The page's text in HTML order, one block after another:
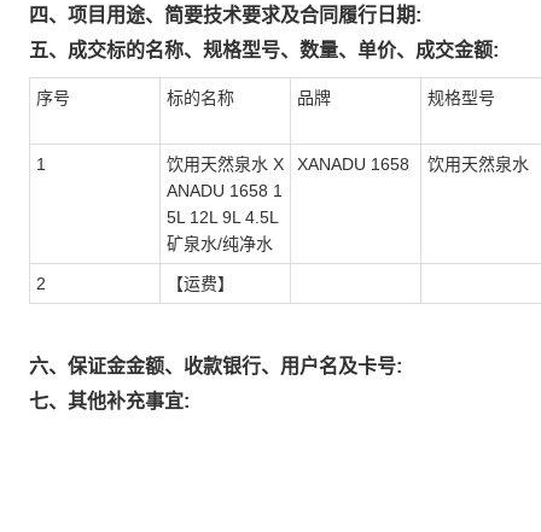
四、项目用途、简要技术要求及合同履行日期:
五、成交标的名称、规格型号、数量、单价、成交金额:
序号 标的名称 品牌 规格型号
1
饮用天然泉水 X
ANADU 1658 1
5L 12L 9L 4.5L
矿泉水/纯净水
XANADU 1658 饮用天然泉水
2 【运费】
六、保证金金额、收款银行、用户名及卡号:
七、其他补充事宜: